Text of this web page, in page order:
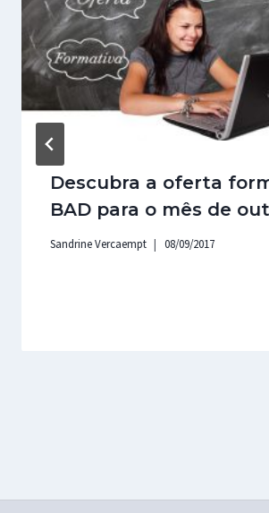
Descubra a oferta
BAD para o mês de
Sandrine Vercaempt 08/09/2017